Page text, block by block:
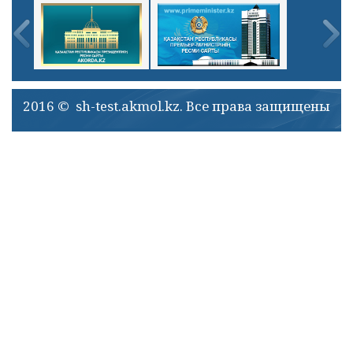
2016 © sh-test.akmol.kz. Все права защищены